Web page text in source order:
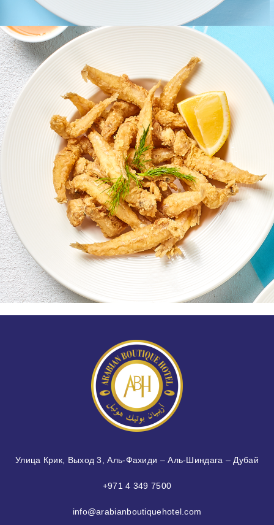
Улица Крик, Выход 3, Аль-Фахиди – Аль-Шиндага – Дубай
+971 4 349 7500
info@arabianboutiquehotel.com